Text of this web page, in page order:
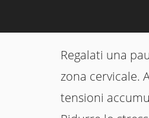
Regalati una
zona cervicale.
tensioni